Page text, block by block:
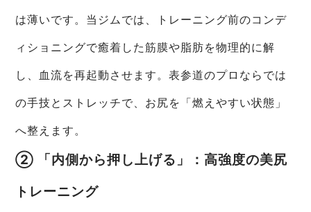
は薄いです。当ジムでは、トレーニング前のコンデ
ィショニングで癒着した筋膜や脂肪を物理的に解
し、血流を再起動させます。表参道のプロならでは
の手技とストレッチで、お尻を「燃えやすい状態」
へ整えます。
② 「内側から押し上げる」：高強度の美尻
トレーニング